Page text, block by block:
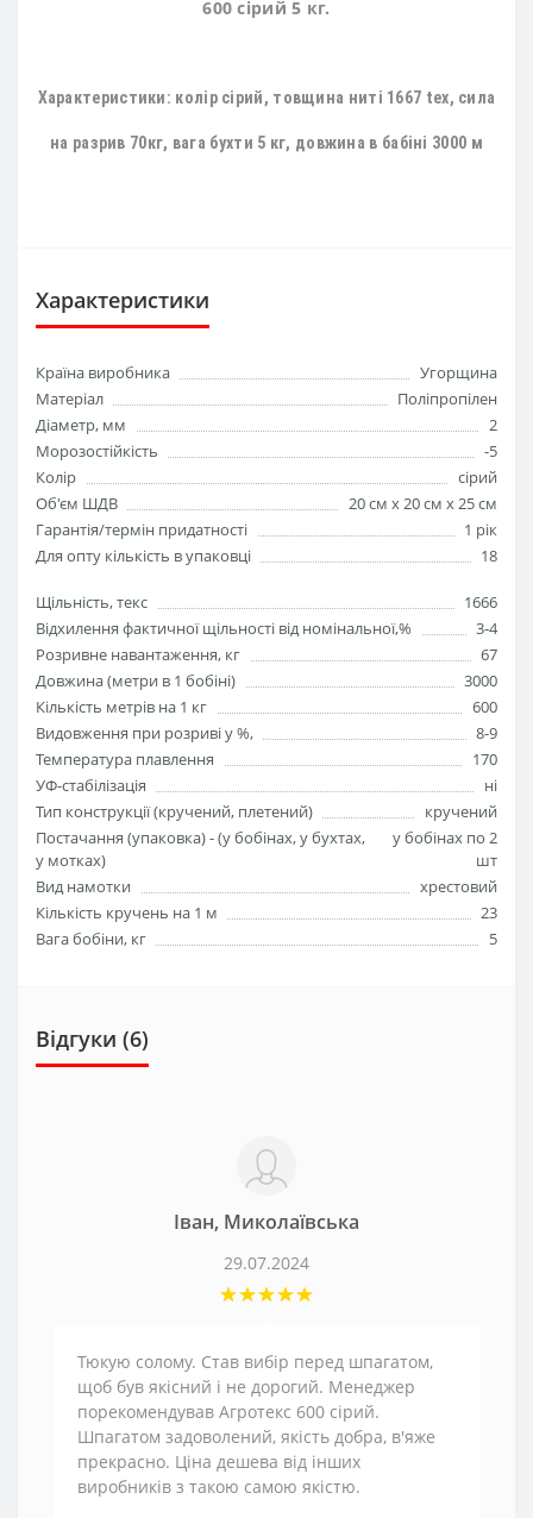
600 сірий 5 кг.
Характеристики: колір сірий, товщина ниті 1667 tex, сила
на разрив 70кг, вага бухти 5 кг, довжина в бабіні 3000 м
Характеристики
Країна виробника
Угорщина
Матеріал
Поліпропілен
Діаметр, мм
2
Морозостійкість
-5
Колір
сірий
Об'єм ШДВ
20 см х 20 см х 25 см
Гарантія/термін придатності
1 рік
Для опту кількість в упаковці
18
Щільність, текс
1666
Відхилення фактичної щільності від номінальної,%
3-4
Розривне навантаження, кг
67
Довжина (метри в 1 бобіні)
3000
Кількість метрів на 1 кг
600
Видовження при розриві у %,
8-9
Температура плавлення
170
УФ-стабілізація
ні
Тип конструкції (кручeний, плетений)
кручений
Постачання (упаковка) - (у бобінах, у бухтах,
у мотках)
у бобінах по 2
шт
Вид намотки
хрестовий
Кількість кручень на 1 м
23
Вага бобіни, кг
5
Відгуки (6)
Іван, Миколаївська
29.07.2024
Тюкую солому. Став вибір перед шпагатом,
щоб був якісний і не дорогий. Менеджер
порекомендував Агротекс 600 сірий.
Шпагатом задоволений, якість добра, в'яже
прекрасно. Ціна дешева від інших
виробників з такою самою якістю.